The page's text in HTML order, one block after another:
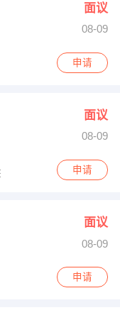
面议
08-09
申请
面议
08-09
号
申请
面议
08-09
申请